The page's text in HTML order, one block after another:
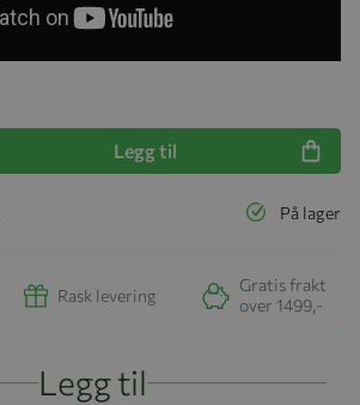
Legg til
På lager
Rask levering
Gratis frakt
over 1499,-
Legg til